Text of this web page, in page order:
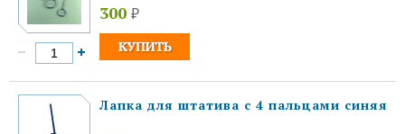
300 ₽
Лапка для штатива с 4 пальцами синяя